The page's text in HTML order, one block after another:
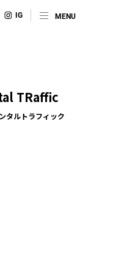
TRaffic
タルトラフィック